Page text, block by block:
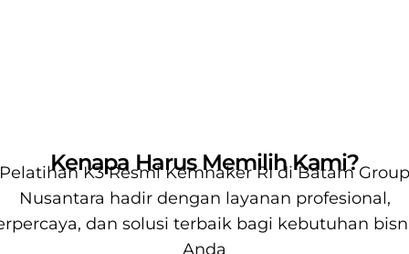
Kenapa Harus Memilih Kami?
Pelatihan K3 Resmi Kemnaker RI di Batam Group
Nusantara hadir dengan layanan profesional,
dan solusi terbaik bagi kebutuhan
Anda